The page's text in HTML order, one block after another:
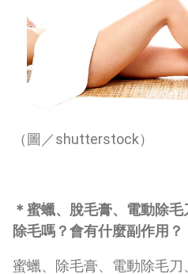
（圖／shutterstock）
＊蜜蠟、脫毛膏、電動除
除毛嗎？會有什麼副作用？
蜜蠟、除毛膏、電動除毛